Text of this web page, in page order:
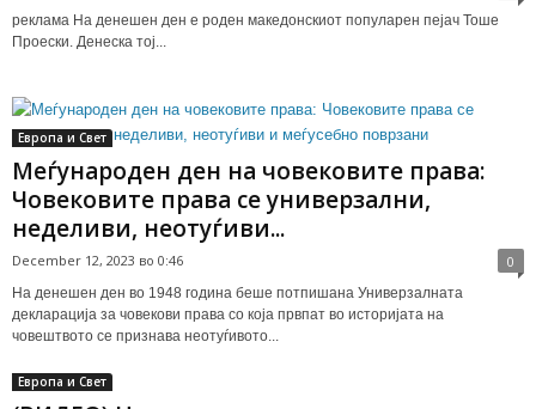
реклама На денешен ден е роден македонскиот популарен пејач Тоше
Проески. Денеска тој...
Европа и Свет
Меѓународен ден на човековите права:
Човековите права се универзални,
неделиви, неотуѓиви...
December 12, 2023 во 0:46 0
На денешен ден во 1948 година беше потпишана Универзалната
декларација за човекови права со која првпат во историјата на
човештвото се признава неотуѓивото...
Европа и Свет